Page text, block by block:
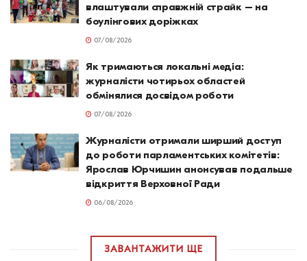
влаштували справжній страйк – на
боулінгових доріжках
07/08/2026
Як тримаються локальні медіа:
журналісти чотирьох областей
обмінялися досвідом роботи
07/08/2026
Журналісти отримали ширший доступ
до роботи парламентських комітетів:
Ярослав Юрчишин анонсував подальше
відкриття Верховної Ради
06/08/2026
ЗАВАНТАЖИТИ ЩЕ